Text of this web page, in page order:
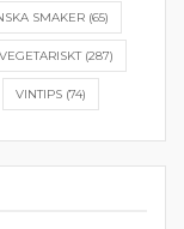
SMAKER(65)
VEGETARISKT(287)
VINTIPS (74)